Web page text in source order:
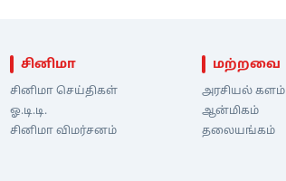
சினிமா
சினிமா செய்திகள்
ஓ.டி.டி.
சினிமா விமர்சனம்
மற்றவை
அரசியல் களம்
ஆன்மிகம்
தலையங்கம்